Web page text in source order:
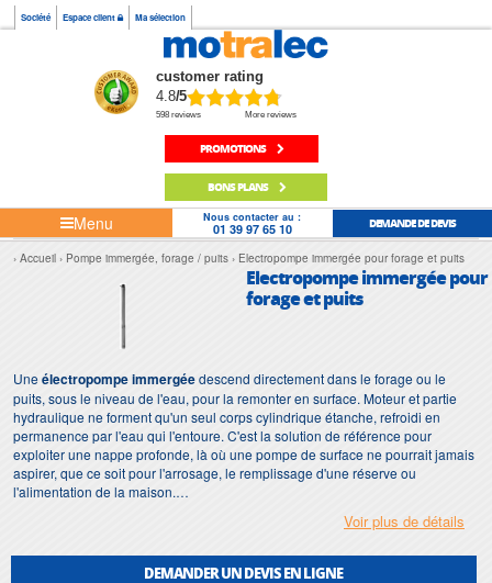
Société Espace client Ma sélection
customer rating
4.8/5
598 reviews More reviews
PROMOTIONS
BONS PLANS
Menu Nous contacter au :
01 39 97 65 10 DEMANDE DE DEVIS
Accueil Pompe immergée, forage / puits Electropompe immergée pour forage et puits
Electropompe immergée pour
forage et puits
Uneélectropompe immergéedescend directement dans le forage ou le
puits, sous le niveau de l'eau, pour la remonter en surface. Moteur et partie
hydraulique ne forment qu'un seul corps cylindrique étanche, refroidi en
permanence par l'eau qui l'entoure. C'est la solution de référence pour
exploiter une nappe profonde, là où une pompe de surface ne pourrait jamais
aspirer, que ce soit pour l'arrosage, le remplissage d'une réserve ou
l'alimentation de la maison.
vend ces pompes depuis 1976, dans toutes les grandes marques,
partout en France et à l'export, tandis que l'installation et le dépannage sont
Voir plus de détails
DEMANDER UN DEVIS EN LIGNE